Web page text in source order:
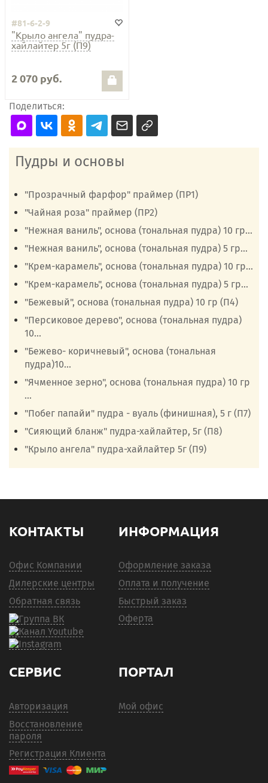
#81-6-2-9
"Крыло ангела" пудра-
хайлайтер 5г (П9)
2 070 руб.
Поделиться:
Пудры и основы
"Прозрачный фарфор" праймер (ПР1)
"Чайная роза" праймер (ПР2)
"Нежная ваниль", основа (тональная пудра) 10 гр...
"Нежная ваниль", основа (тональная пудра) 5 гр...
"Крем-карамель", основа (тональная пудра) 10 гр...
"Крем-карамель", основа (тональная пудра) 5 гр...
"Бежевый", основа (тональная пудра) 10 гр (П4)
"Персиковое дерево", основа (тональная пудра)
10...
"Бежево- коричневый", основа (тональная
пудра)10...
"Ячменное зерно", основа (тональная пудра) 10 гр
...
"Побег папайи" пудра - вуаль (финишная), 5 г (П7)
"Сияющий бланж" пудра-хайлайтер, 5г (П8)
"Крыло ангела" пудра-хайлайтер 5г (П9)
КОНТАКТЫ
Офис Компании
Дилерские центры
Обратная связь
ИНФОРМАЦИЯ
Оформление заказа
Оплата и получение
Быстрый заказ
Оферта
СЕРВИС
Авторизация
Восстановление
пароля
Регистрация Клиента
ПОРТАЛ
Мой офис